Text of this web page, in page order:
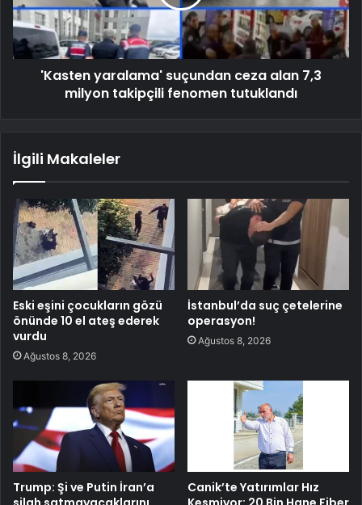
'Kasten yaralama' suçundan ceza alan 7,3
milyon takipçili fenomen tutuklandı
İlgili Makaleler
Eski eşini çocukların gözü
önünde 10 el ateş ederek
vurdu
Ağustos 8, 2026
İstanbul’da suç çetelerine
operasyon!
Ağustos 8, 2026
Trump: Şi ve Putin İran’a
Canik’te Yatırımlar Hız